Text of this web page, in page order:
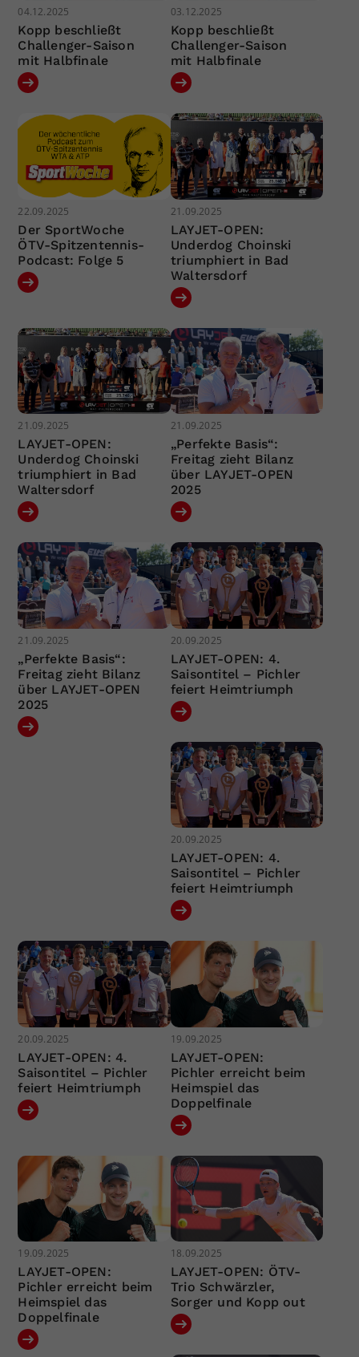
04.12.2025
Kopp beschließt
Challenger-Saison
mit Halbfinale
03.12.2025
Kopp beschließt
Challenger-Saison
mit Halbfinale
22.09.2025
Der SportWoche
ÖTV-Spitzentennis-
Podcast: Folge 5
21.09.2025
LAYJET-OPEN:
Underdog Choinski
triumphiert in Bad
Waltersdorf
21.09.2025
LAYJET-OPEN:
Underdog Choinski
triumphiert in Bad
Waltersdorf
21.09.2025
„Perfekte Basis“:
Freitag zieht Bilanz
über LAYJET-OPEN
2025
21.09.2025
„Perfekte Basis“:
Freitag zieht Bilanz
über LAYJET-OPEN
2025
20.09.2025
LAYJET-OPEN: 4.
Saisontitel – Pichler
feiert Heimtriumph
20.09.2025
LAYJET-OPEN: 4.
Saisontitel – Pichler
feiert Heimtriumph
20.09.2025
LAYJET-OPEN: 4.
Saisontitel – Pichler
feiert Heimtriumph
19.09.2025
LAYJET-OPEN:
Pichler erreicht beim
Heimspiel das
Doppelfinale
19.09.2025
LAYJET-OPEN:
Pichler erreicht beim
Heimspiel das
Doppelfinale
18.09.2025
LAYJET-OPEN: ÖTV-
Trio Schwärzler,
Sorger und Kopp out